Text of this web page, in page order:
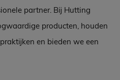
partner. Bij Hutting
producten, houden
en bieden we een